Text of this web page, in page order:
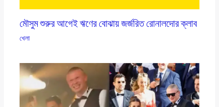
মৌসুম শুরুর আগেই ঋণের বোঝায় জর্জরিত রোনালদোর ক্লাব
খেলা